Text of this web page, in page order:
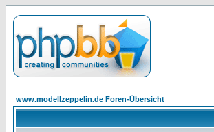
www.modellzeppelin.de Foren-Übersicht